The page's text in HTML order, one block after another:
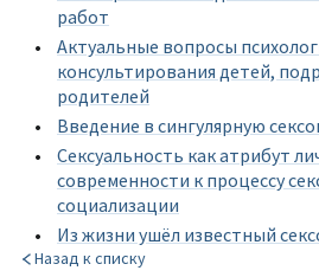
работ
Актуальные вопросы
консультирования детей,
родителей
Введение в сингулярную
Сексуальность как атрибут
современности к процессу
социализации
Из жизни ушёл известный
Назад к списку